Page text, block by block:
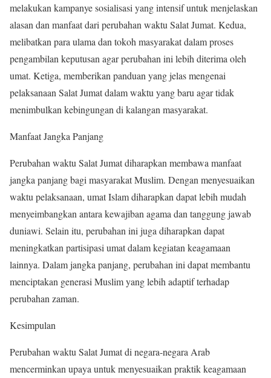
melakukan kampanye sosialisasi yang intensif untuk menjelaskan
alasan dan manfaat dari perubahan waktu Salat Jumat. Kedua,
melibatkan para ulama dan tokoh masyarakat dalam proses
pengambilan keputusan agar perubahan ini lebih diterima oleh
umat. Ketiga, memberikan panduan yang jelas mengenai
pelaksanaan Salat Jumat dalam waktu yang baru agar tidak
menimbulkan kebingungan di kalangan masyarakat.
Manfaat Jangka Panjang
Perubahan waktu Salat Jumat diharapkan membawa manfaat
jangka panjang bagi masyarakat Muslim. Dengan menyesuaikan
waktu pelaksanaan, umat Islam diharapkan dapat lebih mudah
menyeimbangkan antara kewajiban agama dan tanggung jawab
duniawi. Selain itu, perubahan ini juga diharapkan dapat
meningkatkan partisipasi umat dalam kegiatan keagamaan
lainnya. Dalam jangka panjang, perubahan ini dapat membantu
menciptakan generasi Muslim yang lebih adaptif terhadap
perubahan zaman.
Kesimpulan
Perubahan waktu Salat Jumat di negara-negara Arab
mencerminkan upaya untuk menyesuaikan praktik keagamaan